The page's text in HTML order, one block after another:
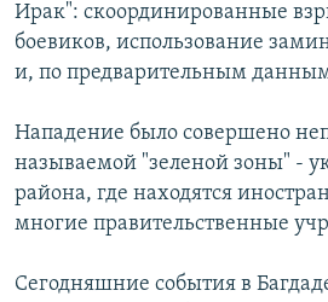
Ирак": скоординированные
боевиков, использование
и, по предварительным
Нападение было совершено
называемой "зеленой зоны" -
района, где находятся
многие правительственные
Сегодняшние события в